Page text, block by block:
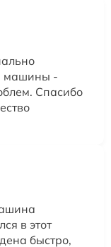
машины -
Спасибо
в этот
быстро,